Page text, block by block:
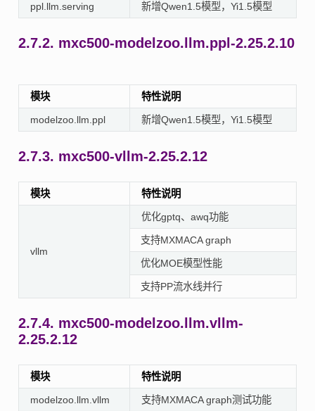
ppl.llm.serving 新增Qwen1.5模型，Yi1.5模型
2.7.2. mxc500-modelzoo.llm.ppl-2.25.2.10
模块 特性说明
modelzoo.llm.ppl 新增Qwen1.5模型，Yi1.5模型
2.7.3. mxc500-vllm-2.25.2.12
模块 特性说明
vllm
优化gptq、awq功能
支持MXMACA graph
优化MOE模型性能
支持PP流水线并行
2.7.4. mxc500-modelzoo.llm.vllm-
2.25.2.12
模块 特性说明
modelzoo.llm.vllm 支持MXMACA graph测试功能